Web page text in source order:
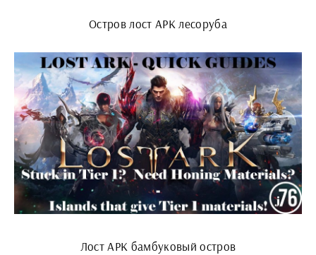
Остров лост АРК лесоруба
Лост АРК бамбуковый остров